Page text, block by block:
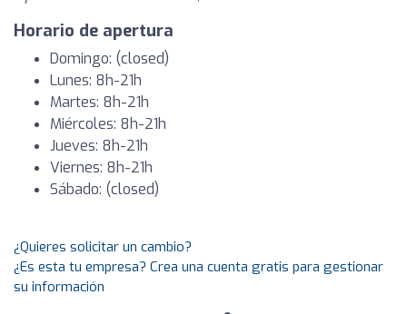
Horario de apertura
Domingo: (closed)
Lunes: 8h-21h
Martes: 8h-21h
Miércoles: 8h-21h
Jueves: 8h-21h
Viernes: 8h-21h
Sábado: (closed)
¿Quieres solicitar un cambio?
¿Es esta tu empresa? Crea una cuenta gratis para gestionar
su información